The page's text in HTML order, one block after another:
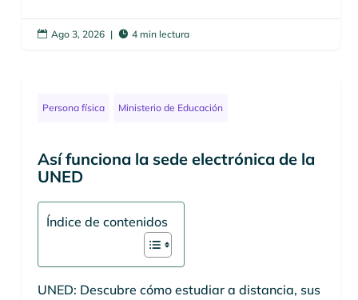
 Ago 3, 2026 |  4 min lectura
Persona física Ministerio de Educación
Así funciona la sede electrónica de la
UNED
Índice de contenidos
UNED: Descubre cómo estudiar a distancia, sus